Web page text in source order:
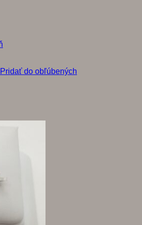
Pridať do obľúbených